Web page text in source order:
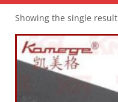
Showing the single result